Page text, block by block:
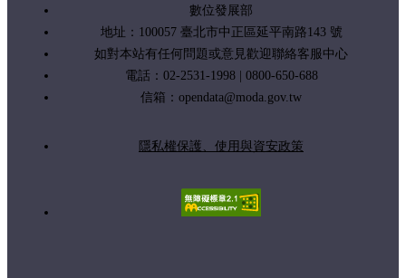
數位發展部
地址：100057 臺北市中正區延平南路143 號
如對本站有任何問題或意見歡迎聯絡客服中心
電話：02-2531-1998 | 0800-650-688
信箱： opendata@moda.gov.tw
隱私權保護、使用與資安政策